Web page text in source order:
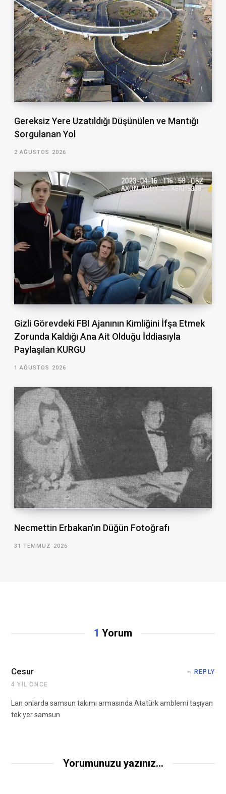
Gereksiz Yere Uzatıldığı Düşünülen ve Mantığı
Sorgulanan Yol
2 AĞUSTOS 2026
Gizli Görevdeki FBI Ajanının Kimliğini İfşa Etmek
Zorunda Kaldığı Ana Ait Olduğu İddiasıyla
Paylaşılan KURGU
1 AĞUSTOS 2026
Necmettin Erbakan’ın Düğün Fotoğrafı
31 TEMMUZ 2026
1 Yorum
Cesur
4 YIL ÖNCE
REPLY
Lan onlarda samsun takımı armasında Atatürk amblemi taşıyan
tek yer samsun
Yorumunuzu yazınız...